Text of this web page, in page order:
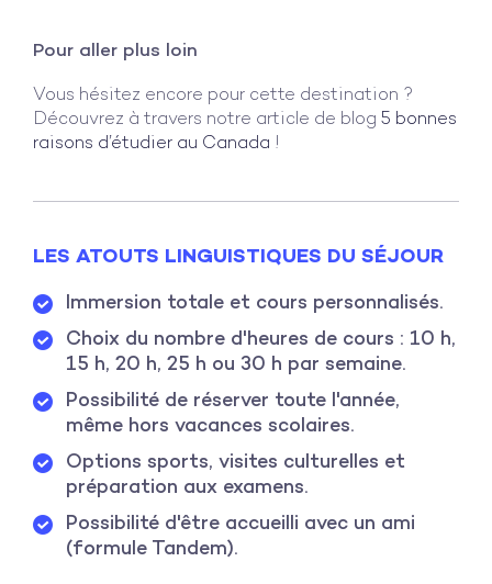
Pour aller plus loin
Vous hésitez encore pour cette destination ?
Découvrez à travers notre article de blog 5 bonnes
raisons d’étudier au Canada !
LES ATOUTS LINGUISTIQUES DU SÉJOUR
Immersion totale et cours personnalisés.
Choix du nombre d'heures de cours : 10 h,
15 h, 20 h, 25 h ou 30 h par semaine.
Possibilité de réserver toute l'année,
même hors vacances scolaires.
Options sports, visites culturelles et
préparation aux examens.
Possibilité d'être accueilli avec un ami
(formule Tandem).